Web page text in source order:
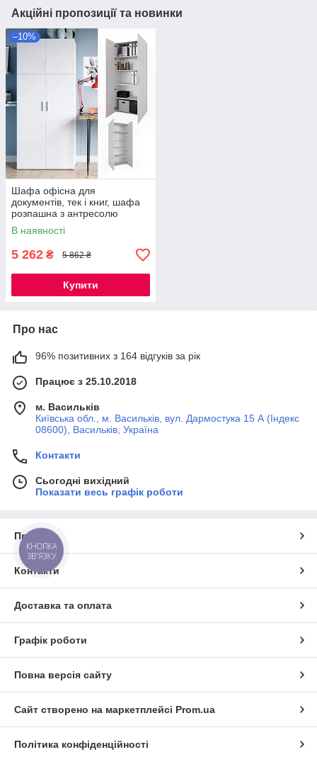
Акційні пропозиції та новинки
–10%
Шафа офісна для
документів, тек і книг, шафа
розпашна з антресолю
завширшки 80 см Opendoors
В наявності
5 262 ₴ 5 862 ₴
Купити
Про нас
96% позитивних з 164 відгуків за рік
Працює з 25.10.2018
м. Васильків
Київська обл., м. Васильків, вул. Дармостука 15 А (Індекс
08600), Васильків, Україна
Контакти
Сьогодні вихідний
Показати весь графік роботи
Про нас
Контакти
Доставка та оплата
Графік роботи
Повна версія сайту
Сайт створено на маркетплейсі Prom.ua
Політика конфіденційності
КНОПКА
ЗВ'ЯЗКУ